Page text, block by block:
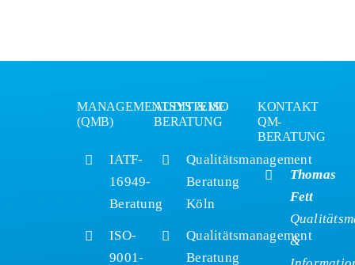
MANAGEMENTSYSTEME
(QMB)
IATF-
16949-
Beratung
ISO-
9001-
AUDIT & ISO
BERATUNG
Qualitätsmanagement
Beratung
Köln
Qualitätsmanagement
Beratung
KONTAKT
QM-
BERATUNG
Thomas
Fett
&